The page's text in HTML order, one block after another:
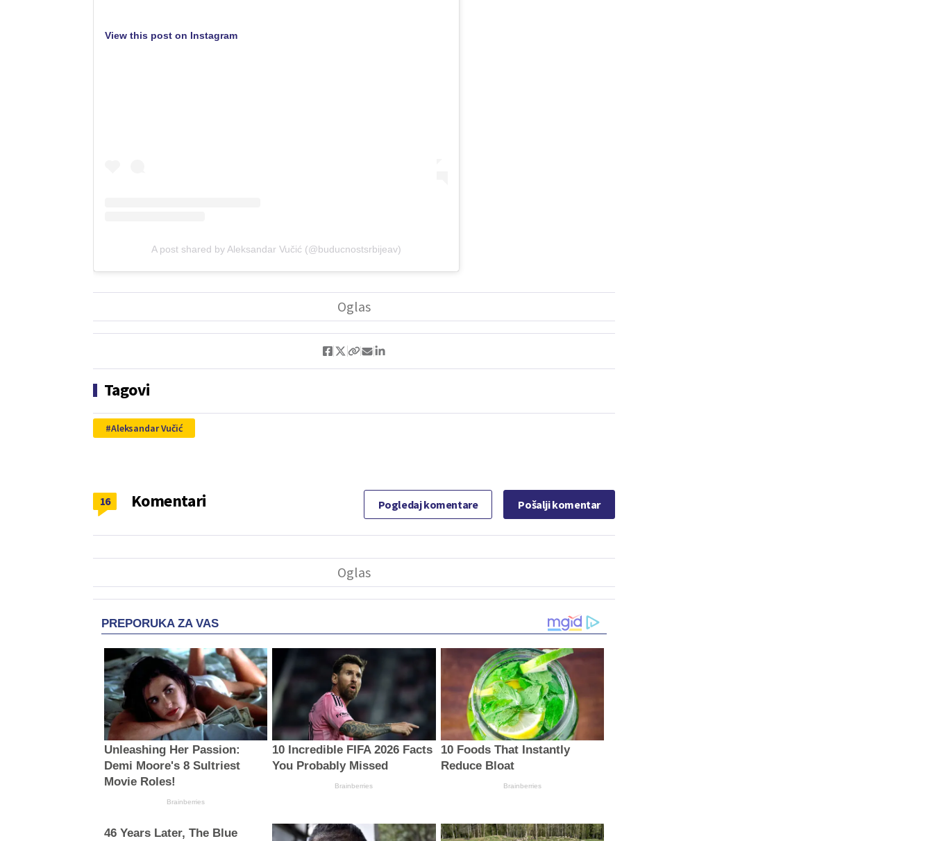
View this post on Instagram
A post shared by Aleksandar Vučić (@buducnostsrbijeav)
Tagovi
Aleksandar Vučić
Komentari
16 Pogledaj komentare Pošalji komentar
PREPORUKA ZA VAS
Unleashing Her Passion:
Demi Moore's 8 Sultriest
Movie Roles!
Brainberries
10 Incredible FIFA 2026 Facts
You Probably Missed
Brainberries
10 Foods That Instantly
Reduce Bloat
Brainberries
46 Years Later, The Blue